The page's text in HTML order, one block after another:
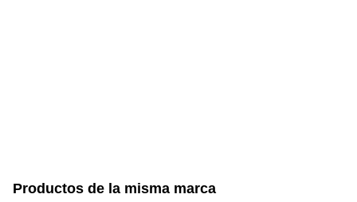
Productos de la misma marca